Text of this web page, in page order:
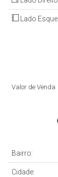
Lado
Valor de Venda
Bairro:
Cidade: